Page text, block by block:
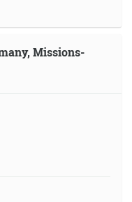
Missions-